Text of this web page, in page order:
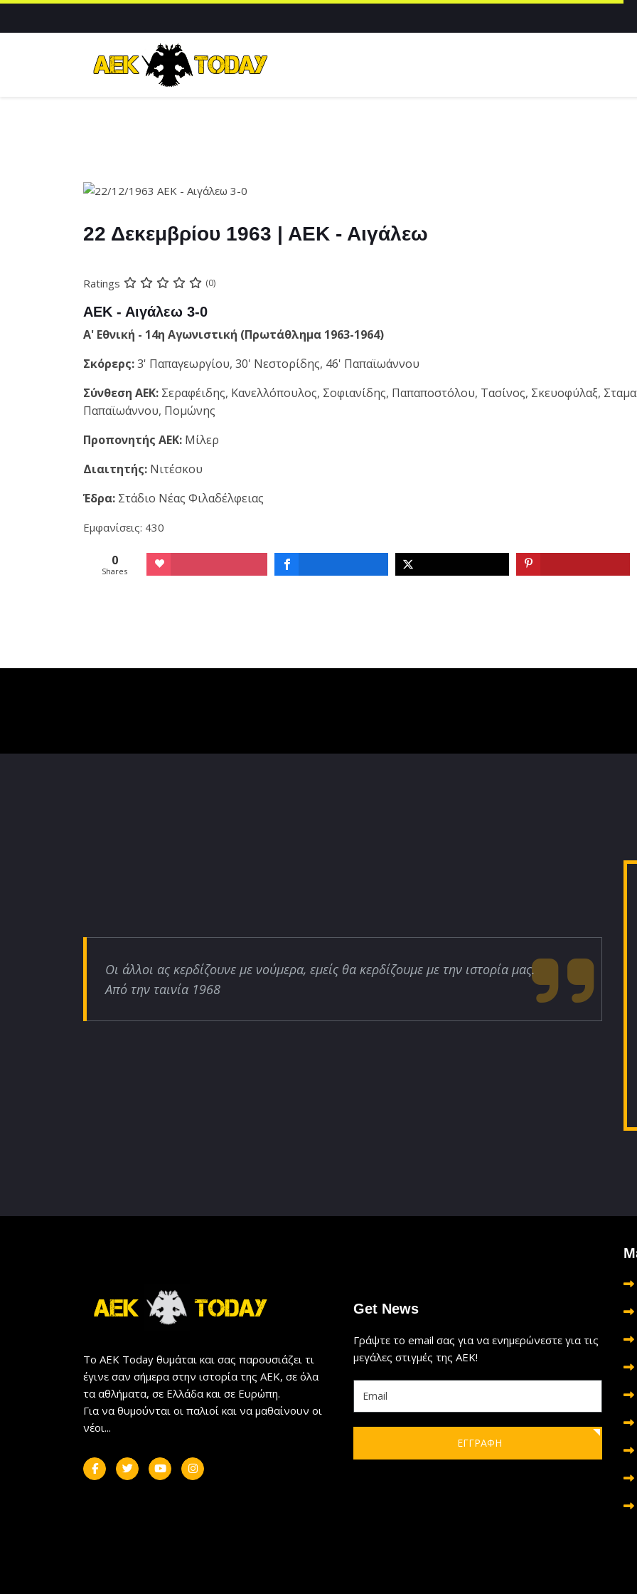
22 Δεκεμβρίου 1963 | ΑΕΚ - Αιγάλεω
Ratings (0)
ΑΕΚ - Αιγάλεω 3-0
Α' Εθνική - 14η Αγωνιστική (Πρωτάθλημα 1963-1964)
Σκόρερς:3' Παπαγεωργίου, 30' Νεστορίδης, 46' Παπαϊωάννου
Σύνθεση ΑΕΚ: Σεραφέιδης, Κανελλόπουλος, Σοφιανίδης, Παπαποστόλου, Τασίνος, Σκευοφύλαξ,
Παπαϊωάννου, Πομώνης
Προπονητής ΑΕΚ: Μίλερ
Διαιτητής: Νιτέσκου
Έδρα: Στάδιο Νέας Φιλαδέλφειας
Εμφανίσεις: 430
0
Shares
Οι άλλοι ας κερδίζουνε με νούμερα, εμείς θα κερδίζουμε με την ιστορία μας.
Από την ταινία 1968
Το AEK Today θυμάται και σας παρουσιάζει τι
έγινε σαν σήμερα στην ιστορία της ΑΕΚ, σε όλα
τα αθλήματα, σε Ελλάδα και σε Ευρώπη.
Για να θυμούνται οι παλιοί και να μαθαίνουν οι
νέοι...
Get News
Γράψτε το email σας για να ενημερώνεστε για τις
μεγάλες στιγμές της ΑΕΚ!
ΕΓΓΡΑΦΗ